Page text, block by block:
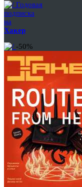
Годовая
подписка
на
Хакер
-50%